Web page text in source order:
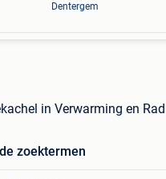
Dentergem
in Verwarming en
zoektermen